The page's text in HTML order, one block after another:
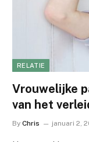
RELATIE
Vrouwelijke
van het
By Chris januari 2,